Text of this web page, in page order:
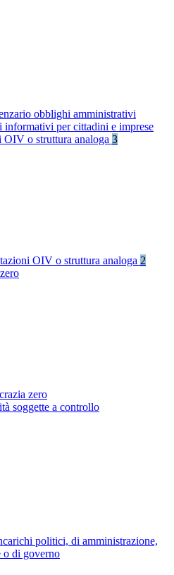
obblighi amministrativi
informativi per cittadini e imprese
OIV o struttura analoga 3
OIV o struttura analoga 2
zero
soggette a controllo
politici, di amministrazione,
o di governo